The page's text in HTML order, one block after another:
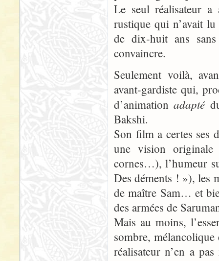
Le seul réalisateur
rustique qui n’avait
de dix-huit ans
convaincre.
Seulement voilà,
avant-gardiste qui,
d’animationadapté
Bakshi.
Son film a certes ses
une vision
cornes…), l’humeur
Des déments ! »), les
de maître Sam… et
des armées de
Mais au moins,
sombre,
réalisateur n’en a